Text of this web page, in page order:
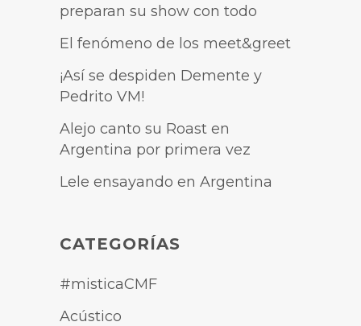
preparan su show con todo
El fenómeno de los meet&greet
¡Así se despiden Demente y
Pedrito VM!
Alejo canto su Roast en
Argentina por primera vez
Lele ensayando en Argentina
CATEGORÍAS
#misticaCMF
Acústico